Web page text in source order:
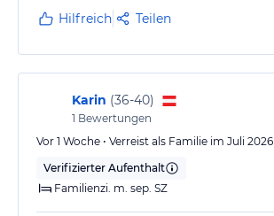
Hilfreich Teilen
Karin (36-40)
1 Bewertungen
Vor 1 Woche • Verreist als Familie im Juli 2026
Verifizierter Aufenthalt
Familienzi. m. sep. SZ